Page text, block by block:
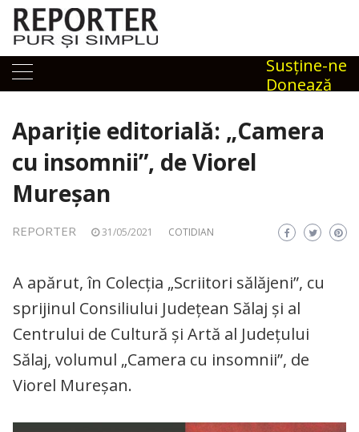
Skip
content
Susţine-ne
Donează
Apariție editorială: „Camera
cu insomnii”, de Viorel
Mureșan
REPORTER 31/05/2021 COTIDIAN
A apărut, în Colecția „Scriitori sălăjeni”, cu
sprijinul Consiliului Județean Sălaj și al
Centrului de Cultură și Artă al Județului
Sălaj, volumul „Camera cu insomnii”, de
Viorel Mureșan.